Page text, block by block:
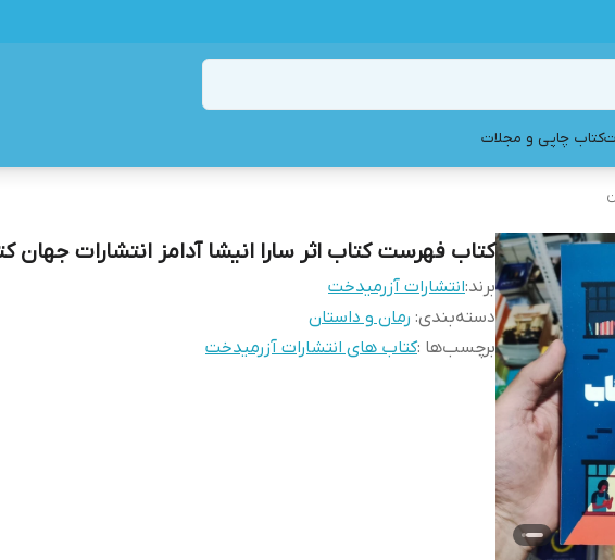
کتاب چاپی و مجلات
کتاب فهرست کتاب اثر سارا انیشا آدامز انتشارات جهان
برند:انتشارات آزرمیدخت
دسته‌بندی: رمان و داستان
برچسب‌ها :کتاب های انتشارات آزرمیدخت